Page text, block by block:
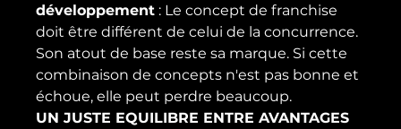
développement : Le concept de franchise
doit être différent de celui de la concurrence.
Son atout de base reste sa marque. Si cette
combinaison de concepts n'est pas bonne et
échoue, elle peut perdre beaucoup.
UN JUSTE EQUILIBRE ENTRE AVANTAGES